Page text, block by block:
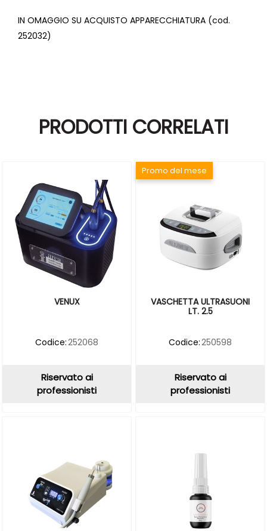
IN OMAGGIO SU ACQUISTO APPARECCHIATURA (cod.
252032)
PRODOTTI CORRELATI
VENUX
Codice:252068
Riservato ai
professionisti
Promo del mese
VASCHETTA ULTRASUONI
LT. 2.5
Codice:250598
Riservato ai
professionisti